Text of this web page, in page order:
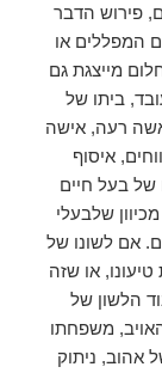
פירוש הדבר
המפללים או
מייצגת גם
ביתו של
אשה רעה, אישה
איסוף
של בעל חיים
שלבעלי
אם לשונו של
או שזה
הלשון של
משפחתו
אהוב, ניתוק